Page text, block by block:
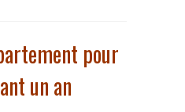
pour
un an